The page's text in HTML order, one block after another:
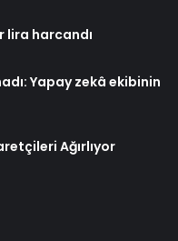
lira harcandı
Yapay zekâ ekibinin
Ağırlıyor